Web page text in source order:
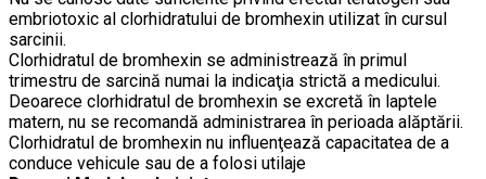
embriotoxic al clorhidratului de bromhexin utilizat în cursul
sarcinii.
Clorhidratul de bromhexin se administrează în primul
trimestru de sarcină numai la indicaţia strictă a medicului.
Deoarece clorhidratul de bromhexin se excretă în laptele
matern, nu se recomandă administrarea în perioada alăptării.
Clorhidratul de bromhexin nu influenţează capacitatea de a
conduce vehicule sau de a folosi utilaje